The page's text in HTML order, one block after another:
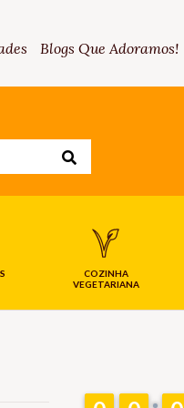
Blogs Que Adoramos!
COZINHA
VEGETARIANA